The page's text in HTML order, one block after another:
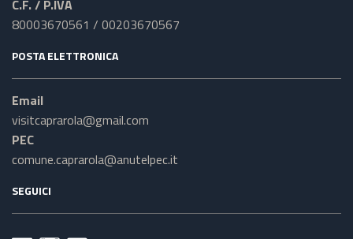
C.F. / P.IVA
80003670561 / 00203670567
POSTA ELETTRONICA
Email
visitcaprarola@gmail.com
PEC
comune.caprarola@anutelpec.it
SEGUICI